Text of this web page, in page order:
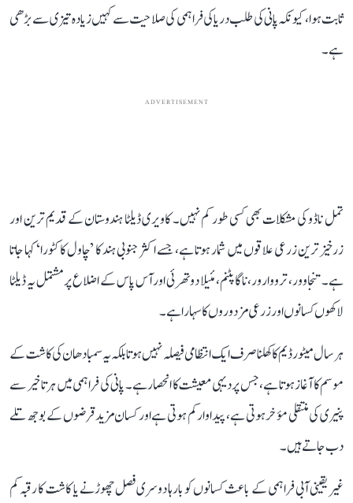
ثابت ہوا، کیونکہ پانی کی طلب دریا کی فراہمی کی صلاحیت سے کہیں زیادہ تیزی سے بڑھی
ہے۔
ADVERTISEMENT
تمل ناڈو کی مشکلات بھی کسی طور کم نہیں۔ کاویری ڈیلٹا ہندوستان کے قدیم ترین اور
زرخیز ترین زرعی علاقوں میں شمار ہوتا ہے، جسے اکثر جنوبی ہند کا ’چاول کا کٹورا‘ کہا جاتا
ہے۔ تنجاوور، ترووارور، ناگاپٹنم، مئیلا دوتھرئی اور آس پاس کے اضلاع پر مشتمل یہ ڈیلٹا
لاکھوں کسانوں اور زرعی مزدوروں کا سہارا ہے۔
ہر سال میٹور ڈیم کا کھلنا صرف ایک انتظامی فیصلہ نہیں ہوتا بلکہ یہ سمبا دھان کی کاشت کے
موسم کا آغاز ہوتا ہے، جس پر دیہی معیشت کا انحصار ہے۔ پانی کی فراہمی میں ہر تاخیر سے
پنیری کی منتقلی مؤخر ہوتی ہے، پیداوار کم ہوتی ہے اور کسان مزید قرضوں کے بوجھ تلے
دب جاتے ہیں۔
غیر یقینی آبی فراہمی کے باعث کسانوں کو بارہا دوسری فصل چھوڑنے یا کاشت کا رقبہ کم